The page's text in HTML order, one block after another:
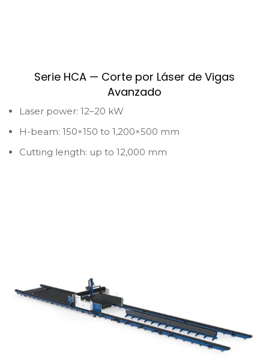
Serie HCA — Corte por Láser de Vigas
Avanzado
Laser power: 12–20 kW
H-beam: 150×150 to 1,200×500 mm
Cutting length: up to 12,000 mm